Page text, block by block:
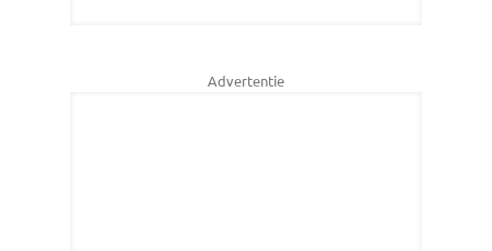
Advertentie